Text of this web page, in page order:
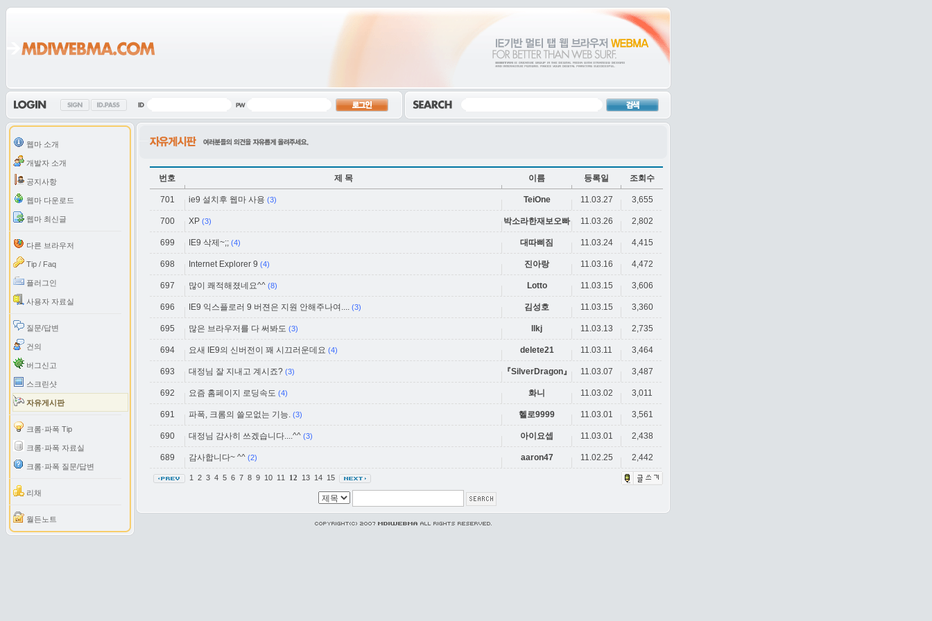
웹마 소개
개발자 소개
공지사항
웹마 다운로드
웹마 최신글
다른 브라우저
Tip / Faq
플러그인
사용자 자료실
질문/답변
건의
버그신고
스크린샷
자유게시판
크롬·파폭 Tip
크롬·파폭 자료실
크롬·파폭 질문/답변
리채
월든노트
번호 제 목 이름 등록일 조회수
701 ie9 설치후 웹마 사용 (3) TeiOne 11.03.27 3,655
700 XP (3) 박소라한재보오빠 11.03.26 2,802
699 IE9 삭제~;; (4) 대따삐짐 11.03.24 4,415
698 Internet Explorer 9 (4) 진아랑 11.03.16 4,472
697 많이 쾌적해졌네요^^ (8) Lotto 11.03.15 3,606
696 IE9 익스플로러 9 버젼은 지원 안해주나여.... (3) 김성호 11.03.15 3,360
695 많은 브라우저를 다 써봐도 (3) llkj 11.03.13 2,735
694 요새 IE9의 신버전이 꽤 시끄러운데요 (4) delete21 11.03.11 3,464
693 대정님 잘 지내고 계시죠? (3) 『SilverDragon』 11.03.07 3,487
692 요즘 홈페이지 로딩속도 (4) 화니 11.03.02 3,011
691 파폭, 크롬의 쓸모없는 기능. (3) 헬로9999 11.03.01 3,561
690 대정님 감사히 쓰겠습니다....^^ (3) 아이요셉 11.03.01 2,438
689 감사합니다~ ^^ (2) aaron47 11.02.25 2,442
1 2 3 4 5 6 7 8 9 10 11 12 13 14 15